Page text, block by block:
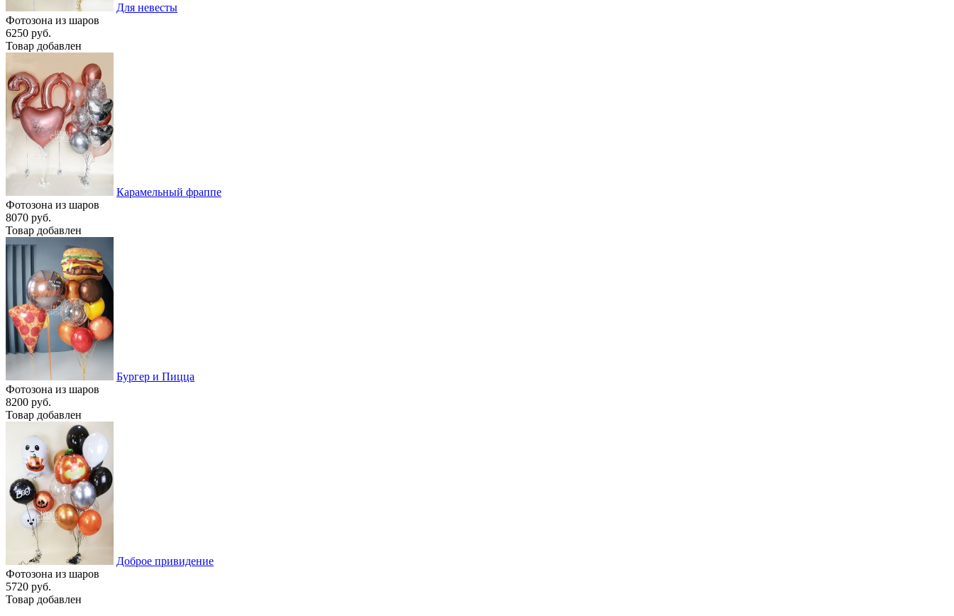
Для невесты
Фотозона из шаров
6250 руб.
Товар добавлен
Карамельный фраппе
Фотозона из шаров
8070 руб.
Товар добавлен
Бургер и Пицца
Фотозона из шаров
8200 руб.
Товар добавлен
Доброе привидение
Фотозона из шаров
5720 руб.
Товар добавлен